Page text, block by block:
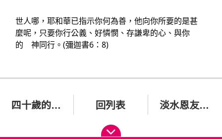
世人哪，耶和華已指示你何為善，他向你所要的是甚
麼呢，只要你行公義、好憐憫、存謙卑的心、與你
的　神同行。(彌迦書6：8)
四十歲的小珮姊妹她的父母皆已辭世 回列表 淡水恩友福貧聚會